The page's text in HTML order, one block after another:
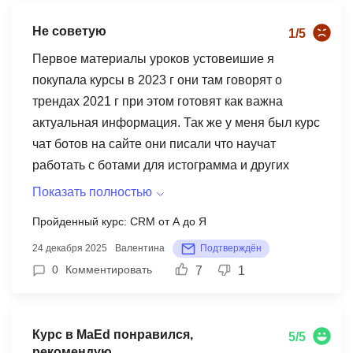
Защита диплома базируется на подготовке и
написании digital-стратегии. Это серьезное
направление и диплом необходимо заработать.
Советую школу maed.
Не советую
1/5
Первое материалы уроков устовеишие я
покупала курсы в 2023 г они там говорят о
трендах 2021 г при этом готовят как важна
актуальная информация. Так же у меня был курс
чат ботов на сайте они писали что научат
работать с ботами для истограмма и других
запрещённых сетей, но этих уроков у них просто
песня у меня островной курс был CRM от А до Я
мне дали проект с одним продуктом я общалась
с консультантом может он не подходит как
это вообще не было так. Так же я работала с
Показать полностью
Пройденный курс: CRM от А до Я
24 декабря 2025 Валентина Подтверждён
0 Комментировать 7 1
Курс в MaEd понравился,
5/5